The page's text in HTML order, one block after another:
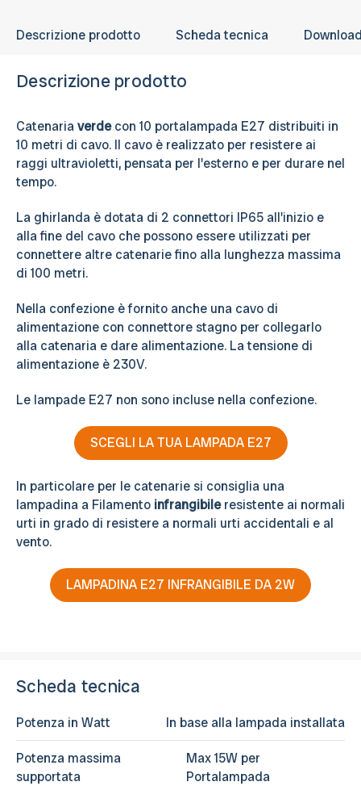
Descrizione prodotto Scheda tecnica
Scheda tecnica
Potenza in Watt In base alla lampada installata
Potenza massima
supportata
Max 15W per
Portalampada
Descrizione prodotto
Catenariaverdecon 10 portalampada E27 distribuiti in
10 metri di cavo. Il cavo è realizzato per resistere ai
raggi ultravioletti, pensata per l'esterno e per durare nel
tempo.
La ghirlanda è dotata di 2 connettori IP65 all'inizio e
alla fine del cavo che possono essere utilizzati per
connettere altre catenarie fino alla lunghezza massima
di 100 metri.
Nella confezione è fornito anche una cavo di
alimentazione con connettore stagno per collegarlo
alla catenaria e dare alimentazione. La tensione di
alimentazione è 230V.
Le lampade E27 non sono incluse nella confezione.
SCEGLI LA TUA LAMPADA E27
In particolare per le catenarie si consiglia una
lampadina a Filamento infrangibileresistente ai normali
urti in grado di resistere a normali urti accidentali e al
vento.
LAMPADINA E27 INFRANGIBILE DA 2W